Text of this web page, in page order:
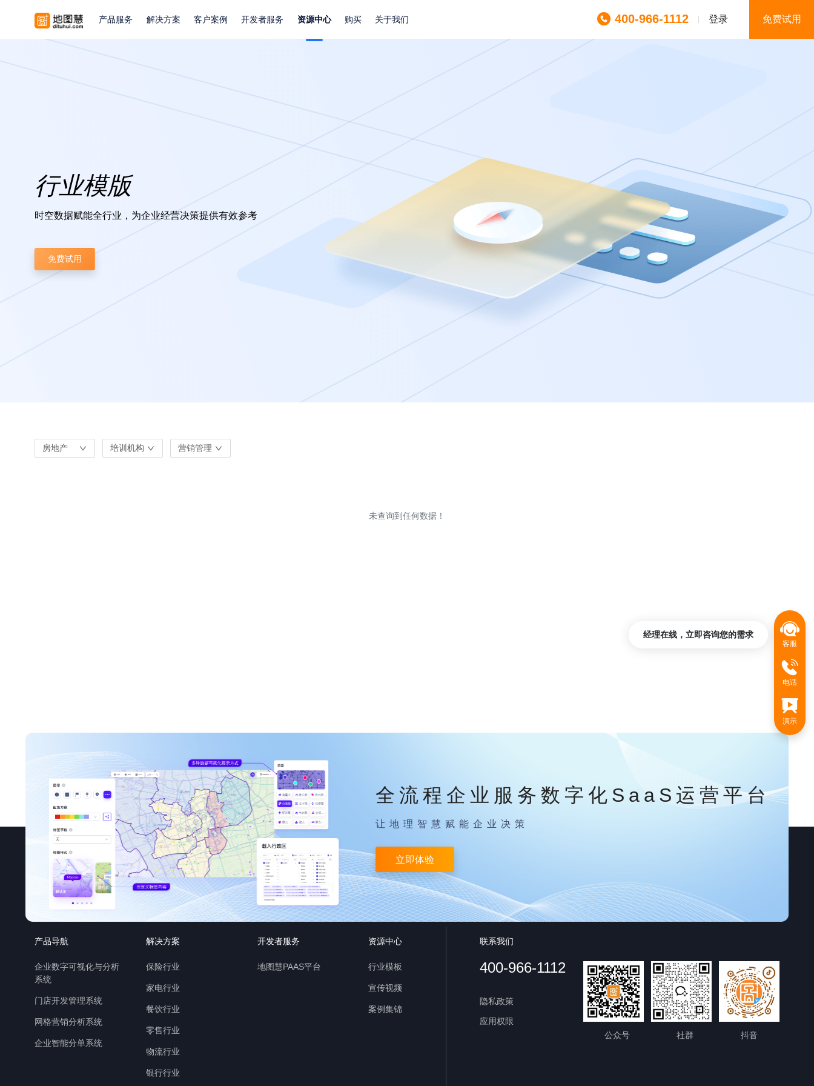
产品服务 解决方案 客户案例 开发者服务 资源中心 购买 关于我们 400-966-1112 登录 免费试用
行业模版
时空数据赋能全行业，为企业经营决策提供有效参考
免费试用
房地产 培训机构 营销管理
未查询到任何数据！
全流程企业服务数字化SaaS运营平台
让地理智慧赋能企业决策
立即体验
产品导航
企业数字可视化与分析
系统
门店开发管理系统
网格营销分析系统
企业智能分单系统
解决方案
保险行业
家电行业
餐饮行业
零售行业
物流行业
银行行业
开发者服务
地图慧PAAS平台
资源中心
行业模板
宣传视频
案例集锦
联系我们
400-966-1112
隐私政策
应用权限
公众号
社群 抖音
客服
电话
演示
经理在线，立即咨询您的需求